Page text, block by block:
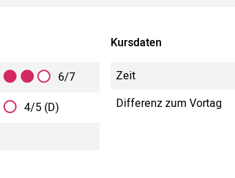
6/7
4/5 (D)
Kursdaten
Zeit
Differenz zum Vortag